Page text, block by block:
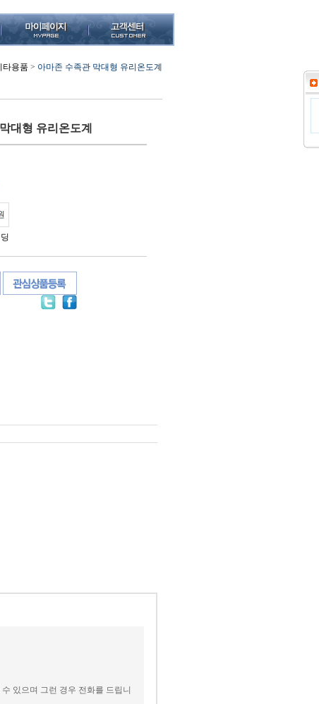
타용품 > 아마존 수족관 막대형 유리온도계
대형 유리온도계
있으며 그런 경우 전화를 드립니